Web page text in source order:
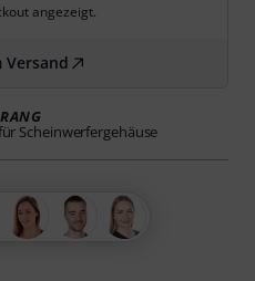
angezeigt.
Versand
Scheinwerfergehäuse